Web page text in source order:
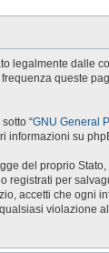
legalmente dalle
queste
“GNU General
informazioni su
del proprio Stato,
registrati per
accetti che ogni
violazione